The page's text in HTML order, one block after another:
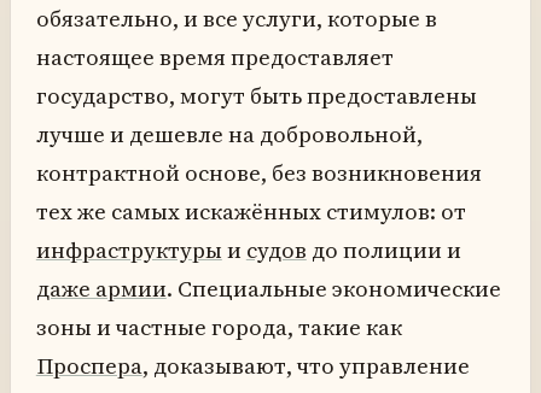
обязательно, и все услуги, которые в
настоящее время предоставляет
государство, могут быть предоставлены
лучше и дешевле на добровольной,
контрактной основе, без возникновения
тех же самых искажённых стимулов: от
инфраструктуры и судов до полиции и
даже армии. Специальные экономические
зоны и частные города, такие как
Проспера, доказывают, что управление